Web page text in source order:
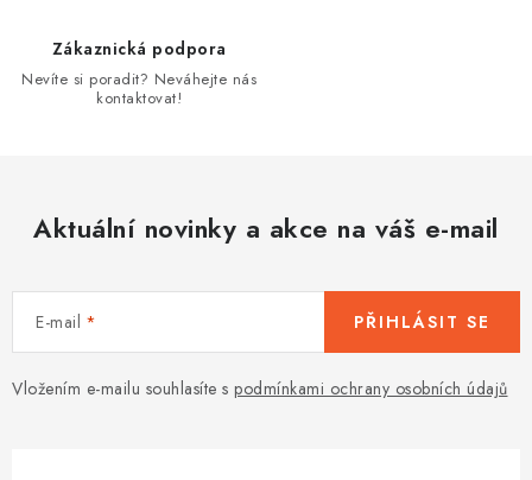
v
s
Zákaznická podpora
Nevíte si poradit? Neváhejte nás
kontaktovat!
Aktuální novinky a akce na váš e-mail
E-mail
Vložením e-mailu souhlasíte s podmínkami ochrany osobních údajů
PŘIHLÁSIT SE